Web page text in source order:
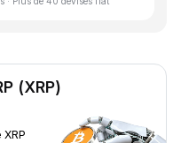
(XRP)